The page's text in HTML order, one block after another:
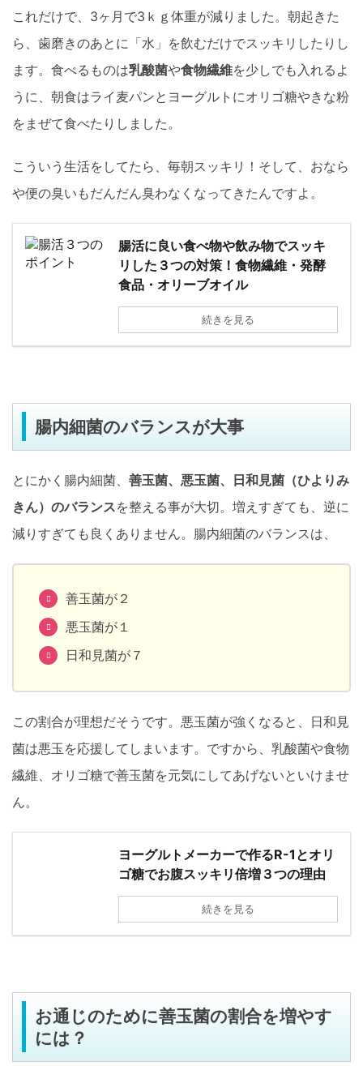
これだけで、3ヶ月で3ｋｇ体重が減りました。朝起きた
ら、歯磨きのあとに「水」を飲むだけでスッキリしたりし
ます。食べるものは乳酸菌や食物繊維を少しでも入れるよ
うに、朝食はライ麦パンとヨーグルトにオリゴ糖やきな粉
をまぜて食べたりしました。
こういう生活をしてたら、毎朝スッキリ！そして、おなら
や便の臭いもだんだん臭わなくなってきたんですよ。
腸活に良い食べ物や飲み物でスッキ
リした３つの対策！食物繊維・発酵
食品・オリーブオイル
続きを見る
腸内細菌のバランスが大事
とにかく腸内細菌、 善玉菌、悪玉菌、日和見菌（ひよりみ
きん）のバランスを整える事が大切。増えすぎても、逆に
減りすぎても良くありません。腸内細菌のバランスは、
善玉菌が２
悪玉菌が１
日和見菌が７
この割合が理想だそうです。悪玉菌が強くなると、日和見
菌は悪玉を応援してしまいます。ですから、乳酸菌や食物
繊維、オリゴ糖で善玉菌を元気にしてあげないといけませ
ん。
ヨーグルトメーカーで作るR-1とオリ
ゴ糖でお腹スッキリ倍増３つの理由
続きを見る
お通じのために善玉菌の割合を増やす
には？